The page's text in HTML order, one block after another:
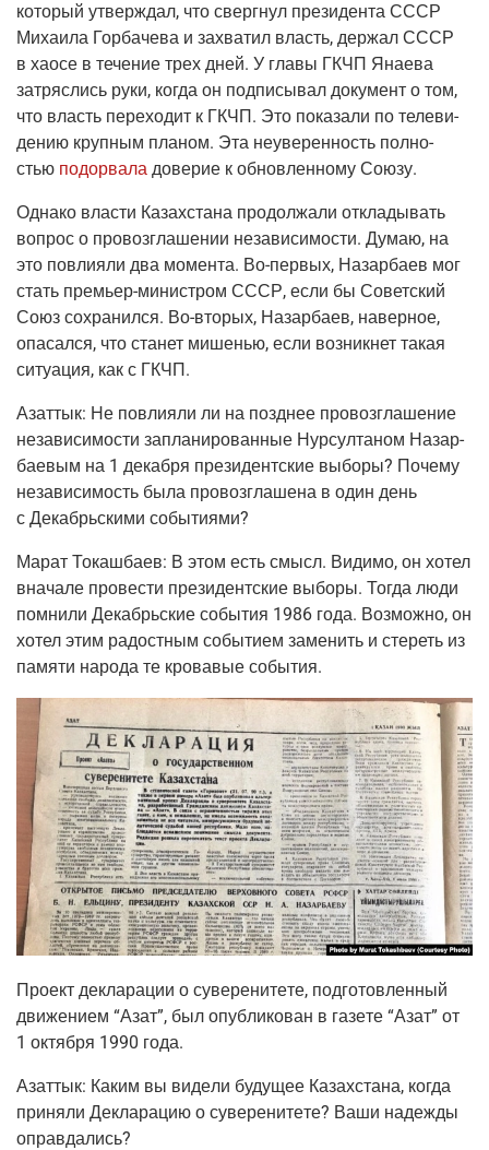
кото­рый утвер­ждал, что сверг­нул пре­зи­ден­та СССР
Миха­и­ла Гор­ба­че­ва и захва­тил власть, дер­жал СССР
в хао­се в тече­ние трех дней. У гла­вы ГКЧП Яна­е­ва
затряс­лись руки, когда он под­пи­сы­вал доку­мент о том,
что власть пере­хо­дит к ГКЧП. Это пока­за­ли по теле­ви­
де­нию круп­ным пла­ном. Эта неуве­рен­ность пол­но­
стью подо­рва­ла дове­рие к обнов­лен­но­му Союзу.
Одна­ко вла­сти Казах­ста­на про­дол­жа­ли откла­ды­вать
вопрос о про­воз­гла­ше­нии неза­ви­си­мо­сти. Думаю, на
это повли­я­ли два момен­та. Во-пер­вых, Назар­ба­ев мог
стать пре­мьер-мини­стром СССР, если бы Совет­ский
Союз сохра­нил­ся. Во-вто­рых, Назар­ба­ев, навер­ное,
опа­сал­ся, что ста­нет мише­нью, если воз­ник­нет такая
ситу­а­ция, как с ГКЧП.
Азаттык: Не повли­я­ли ли на позд­нее про­воз­гла­ше­ние
неза­ви­си­мо­сти запла­ни­ро­ван­ные Нур­сул­та­ном Назар­
ба­е­вым на 1 декаб­ря пре­зи­дент­ские выбо­ры? Поче­му
неза­ви­си­мость была про­воз­гла­ше­на в один день
с Декабрь­ски­ми событиями?
Марат Токаш­ба­ев: В этом есть смысл. Види­мо, он хотел
вна­ча­ле про­ве­сти пре­зи­дент­ские выбо­ры. Тогда люди
пом­ни­ли Декабрь­ские собы­тия 1986 года. Воз­мож­но, он
хотел этим радост­ным собы­ти­ем заме­нить и сте­реть из
памя­ти наро­да те кро­ва­вые события.
Про­ект декла­ра­ции о суве­ре­ни­те­те, под­го­тов­лен­ный
дви­же­ни­ем “Азат”, был опуб­ли­ко­ван в газе­те “Азат” от
1 октяб­ря 1990 года.
Азаттык: Каким вы виде­ли буду­щее Казах­ста­на, когда
при­ня­ли Декла­ра­цию о суве­ре­ни­те­те? Ваши надеж­ды
оправдались?